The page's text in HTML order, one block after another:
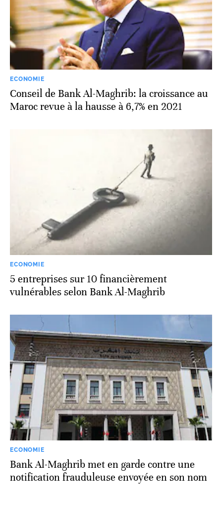
ECONOMIE
Conseil de Bank Al-Maghrib: la croissance au
Maroc revue à la hausse à 6,7% en 2021
ECONOMIE
5 entreprises sur 10 financièrement
vulnérables selon Bank Al-Maghrib
ECONOMIE
Bank Al-Maghrib met en garde contre une
notification frauduleuse envoyée en son nom